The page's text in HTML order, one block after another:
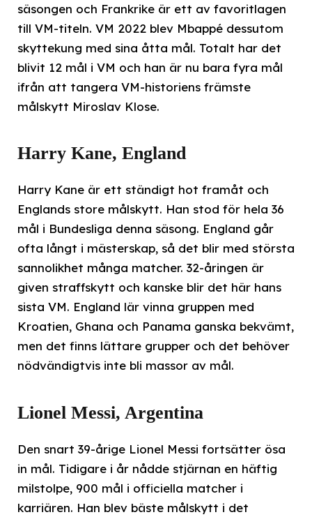
säsongen och Frankrike är ett av favoritlagen
till VM-titeln. VM 2022 blev Mbappé dessutom
skyttekung med sina åtta mål. Totalt har det
blivit 12 mål i VM och han är nu bara fyra mål
ifrån att tangera VM-historiens främste
målskytt Miroslav Klose.
Harry Kane, England
Harry Kane är ett ständigt hot framåt och
Englands store målskytt. Han stod för hela 36
mål i Bundesliga denna säsong. England går
ofta långt i mästerskap, så det blir med största
sannolikhet många matcher. 32-åringen är
given straffskytt och kanske blir det här hans
sista VM. England lär vinna gruppen med
Kroatien, Ghana och Panama ganska bekvämt,
men det finns lättare grupper och det behöver
nödvändigtvis inte bli massor av mål.
Lionel Messi, Argentina
Den snart 39-årige Lionel Messi fortsätter ösa
in mål. Tidigare i år nådde stjärnan en häftig
milstolpe, 900 mål i officiella matcher i
karriären. Han blev bäste målskytt i det